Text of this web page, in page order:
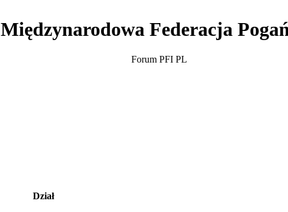
Międzynarodowa Federacja
Forum PFI PL
Dział